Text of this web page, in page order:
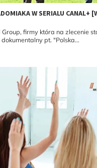
W SERIALU CANAL+
firmy która na zlecenie
pt. "Polska...